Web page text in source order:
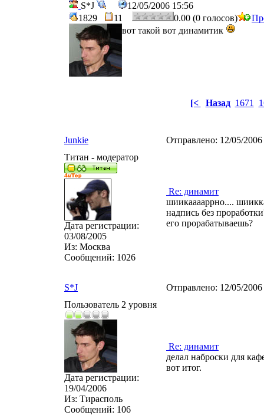
S*J
12/05/2006 15:56
1829
11 0.00 (0 голосов)
вот такой вот динамитик
[< Назад 1671
Junkie Отправлено: 12/05/
Титан - модератор
Дата регистрации:
03/08/2005
Из: Москва
Сообщений: 1026
Re: динамит
шиикааааррно....
надпись без
его прорабатываешь?
S*J Отправлено: 12/05/
Пользователь 2 уровня
Дата регистрации:
19/04/2006
Из: Тирасполь
Сообщений: 106
Re: динамит
делал наброски для
вот итог.